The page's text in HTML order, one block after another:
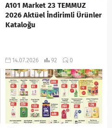
A101 Market 23 TEMMUZ
2026 Aktüel İndirimli Ürünler
Kataloğu
14.07.2026 92 0